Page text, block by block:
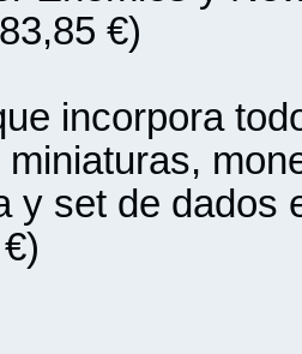
€)
incorpora
miniaturas,
y set de dados